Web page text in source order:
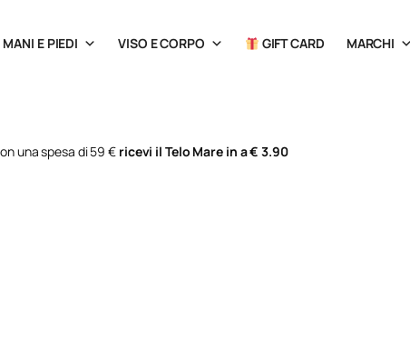
MANI E PIEDI VISO E CORPO GIFT CARD MARCHI
una spesa di 59 € ricevi il Telo Mare in a € 3.90